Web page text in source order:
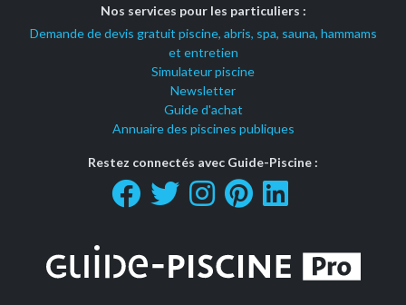
Nos services pour les particuliers :
Demande de devis gratuit piscine, abris, spa, sauna, hammams
et entretien
Simulateur piscine
Newsletter
Guide d'achat
Annuaire des piscines publiques
Restez connectés avec Guide-Piscine :